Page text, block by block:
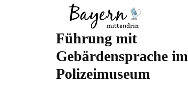
Führung mit
Gebärdensprache im
Polizeimuseum